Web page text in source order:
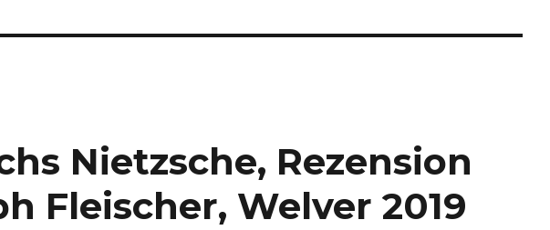
Nietzsche, Rezension
Fleischer, Welver 2019